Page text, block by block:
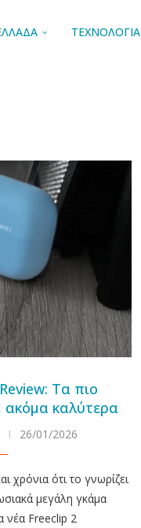
ΤΕΧΝΟΛΟΓΙΑ
Τα πιο
καλύτερα
26/01/2026
χρόνια ότι το γνωρίζει
μεγάλη γκάμα
νέα Freeclip 2